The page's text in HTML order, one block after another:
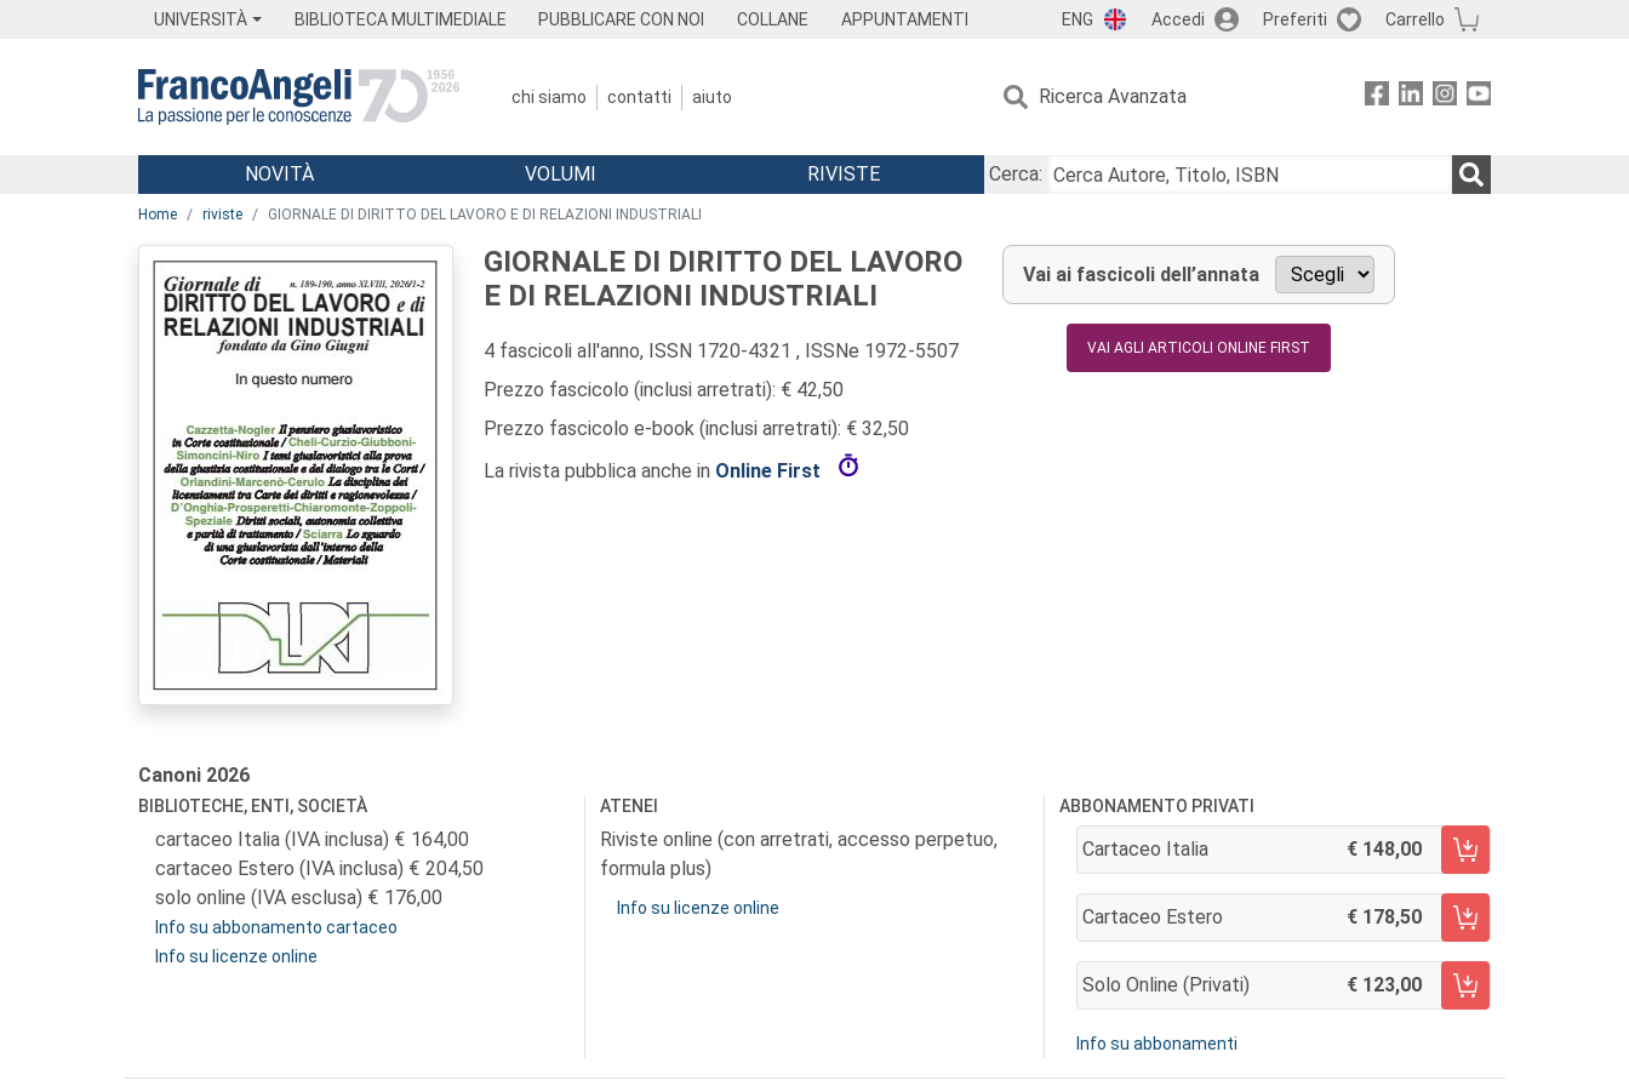
UNIVERSITÀ BIBLIOTECA MULTIMEDIALE PUBBLICARE CON NOI COLLANE APPUNTAMENTI ENG Accedi Preferiti Carrello
chi siamo contatti aiuto Ricerca Avanzata
Menu
NOVITÀ VOLUMI RIVISTE
Cerca:
Home riviste GIORNALE DI DIRITTO DEL LAVORO E DI RELAZIONI INDUSTRIALI
GIORNALE DI DIRITTO DEL LAVORO
E DI RELAZIONI INDUSTRIALI
4 fascicoli all'anno, ISSN 1720-4321 , ISSNe 1972-5507
Prezzo fascicolo (inclusi arretrati): € 42,50
Prezzo fascicolo e-book (inclusi arretrati): € 32,50
La rivista pubblica anche in Online First
Vai ai fascicoli dell’annata
VAI AGLI ARTICOLI ONLINE FIRST
Canoni 2026
BIBLIOTECHE, ENTI, SOCIETÀ
cartaceo Italia (IVA inclusa)
164,00
cartaceo Estero (IVA inclusa)
204,50
solo online (IVA esclusa)
176,00
Info su abbonamento cartaceo
Info su licenze online
ATENEI
Riviste online (con arretrati, accesso perpetuo,
formula plus)
Info su licenze online
ABBONAMENTO PRIVATI
Cartaceo Italia 148,00
AGGIUNGI AL CARRELLO
Cartaceo Estero 178,50
AGGIUNGI AL CARRELLO
Solo Online (privati) 123,00
AGGIUNGI AL CARRELLO
Info su abbonamenti